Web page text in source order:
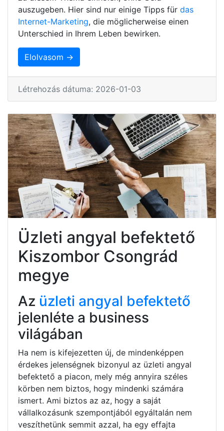
auszugeben. Hier sind nur einige Tipps für das
Internet-Marketing, die möglicherweise einen
Unterschied in Ihrem Leben bewirken.
Elolvasom →
Létrehozás dátuma: 2026-01-03
Üzleti angyal befektető
Kiszombor Csongrád
megye
Az üzleti angyal befektető
jelenléte a business
világában
Ha nem is kifejezetten új, de mindenképpen
érdekes jelenségnek bizonyul az üzleti angyal
befektető a piacon, mely még annyira széles
körben nem biztos, hogy mindenki számára
ismert. Ami biztos az az, hogy a saját
vállalkozásunk szempontjából egyáltalán nem
veszíthetünk semmit azzal, ha egy effajta